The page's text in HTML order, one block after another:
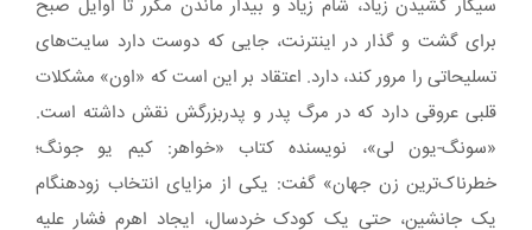
سیگار کشیدن زیاد، شام زیاد و بیدار ماندن مکرر تا اوایل صبح
برای گشت و گذار در اینترنت، جایی که دوست دارد سایت‌های
تسلیحاتی را مرور کند، دارد. اعتقاد بر این است که «اون» مشکلات
قلبی عروقی دارد که در مرگ پدر و پدربزرگش نقش داشته است.
«سونگ-یون لی»، نویسنده کتاب «خواهر: کیم یو جونگ؛
خطرناک‌ترین زن جهان» گفت: یکی از مزایای انتخاب زودهنگام
یک جانشین، حتی یک کودک خردسال، ایجاد اهرم فشار علیه